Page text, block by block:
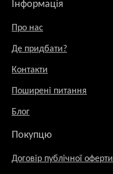
Інформація
Про нас
Де придбати?
Контакти
Поширені питання
Блог
Покупцю
Договір публічної оферти